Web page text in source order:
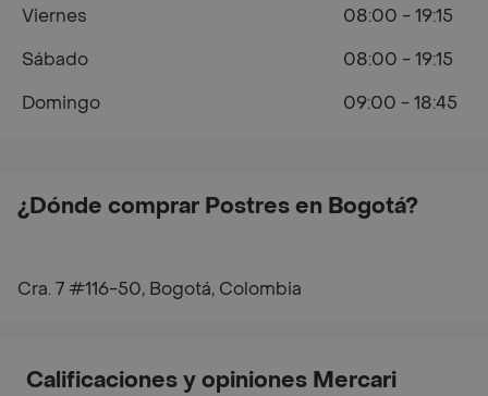
¿Dónde comprar Postres en Bogotá?
Cra. 7 #116-50, Bogotá, Colombia
Viernes
08:00 - 19:15
Sábado
08:00 - 19:15
Domingo
09:00 - 18:45
Calificaciones y opiniones Mercari